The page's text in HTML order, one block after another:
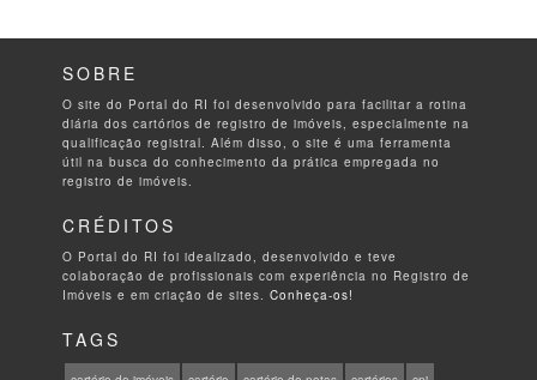
SOBRE
O site do Portal do RI foi desenvolvido para facilitar a rotina
diária dos cartórios de registro de imóveis, especialmente na
qualificação registral. Além disso, o site é uma ferramenta
útil na busca do conhecimento da prática empregada no
registro de imóveis.
CRÉDITOS
O Portal do RI foi idealizado, desenvolvido e teve
colaboração de profissionais com experiência no Registro de
Imóveis e em criação de sites.Conheça-os!
TAGS